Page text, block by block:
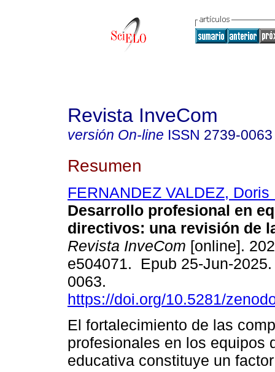
Revista InveCom
versión On-line ISSN 2739-0063
Resumen
FERNANDEZ VALDEZ, Doris
Desarrollo profesional en
directivos: una revisión de
Revista InveCom [online].
e504071. Epub 25-Jun-
0063.
https://doi.org/10.5281/
El fortalecimiento de las
profesionales en los equipos
educativa constituye un